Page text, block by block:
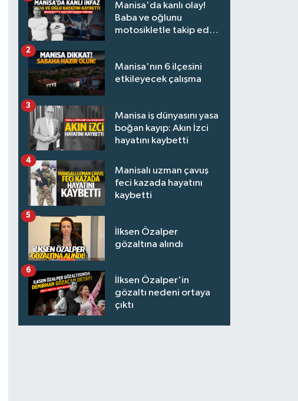
Manisa'da kanlı olay!
Baba ve oğlunu
motosikletle takip edip
Manisa'nın 6 ilçesini
etkileyecek çalışma
2
Manisa iş dünyasını yasa
boğan kayıp: Akın İzci
hayatını kaybetti
3
Manisalı uzman çavuş
feci kazada hayatını
kaybetti
4
İlksen Özalper
gözaltına alındı
5
İlksen Özalper'in
gözaltı nedeni ortaya
çıktı
6